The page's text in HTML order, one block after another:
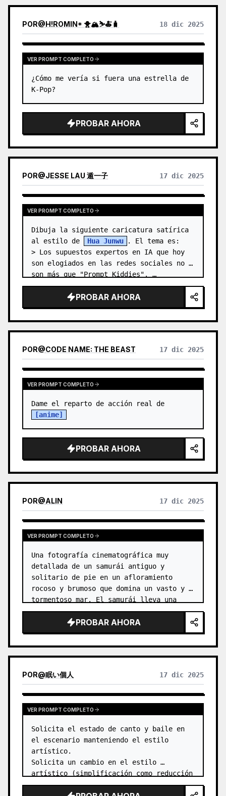
POR@H!ROMIN* 🐥🏔️⛷️🍝🧳 18 dic 2025
VER PROMPT COMPLETO
¿Cómo me vería si fuera una estrella de
K-Pop?
PROBAR AHORA
POR@JESSE LAU 遁一子 17 dic 2025
VER PROMPT COMPLETO
Dibuja la siguiente caricatura satírica
al estilo de
Hua Junwu
. El tema es:
> Los supuestos expertos en IA que hoy
son elogiados en las redes sociales no
son más que "Prompt Kiddies". …
PROBAR AHORA
POR@CODE NAME: THE BEAST 17 dic 2025
VER PROMPT COMPLETO
[anime]
PROBAR AHORA
POR@ALIN 17 dic 2025
VER PROMPT COMPLETO
Una fotografía cinematográfica muy
detallada de un samurái antiguo y
solitario de pie en un afloramiento
rocoso y brumoso que domina un vasto y
tormentoso mar. El samurái lleva una
armadura tradicional y desgastada por la
batalla, iluminada por una dramática l…
PROBAR AHORA
POR@眠い個人 17 dic 2025
VER PROMPT COMPLETO
Solicita el estado de canto y baile en
el escenario manteniendo el estilo
artístico.
Solicita un cambio en el estilo
artístico (simplificación como reducción
de color y deformación, y una solicitud